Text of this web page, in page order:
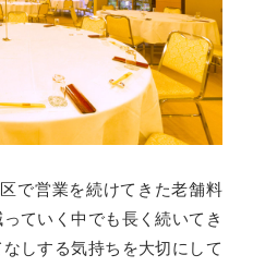
で営業を続けてきた老舗料
ていく中でも長く続いてき
しする気持ちを大切にして